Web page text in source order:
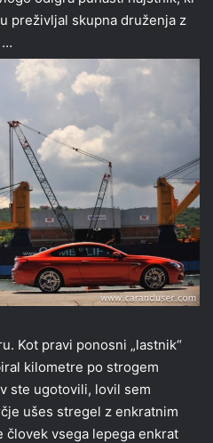
preživljal skupna druženja z
…
Kot pravi ponosni „lastnik“
kilometre po strogem
ste ugotovili, lovil sem
ušes stregel z enkratnim
človek vsega lepega enkrat